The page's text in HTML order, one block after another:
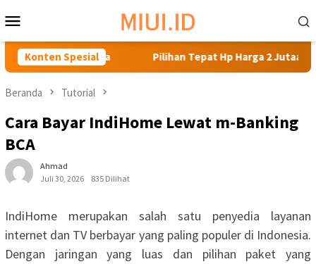
ke
kontenMobile
Konten Spesial
di Bawah Sejuta Pilihan Tepat Hp Harga 2 Jutaan
Beranda Tutorial
Cara Bayar IndiHome Lewat m-Banking
BCA
Ahmad
Juli 30, 2026
835 Dilihat
IndiHome merupakan salah satu penyedia layanan
internet dan TV berbayar yang paling populer di Indonesia.
Dengan jaringan yang luas dan pilihan paket yang